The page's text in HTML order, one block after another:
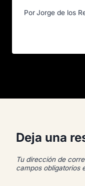
PorJorge de los
Deja una
Tu dirección de
campos obligatorios